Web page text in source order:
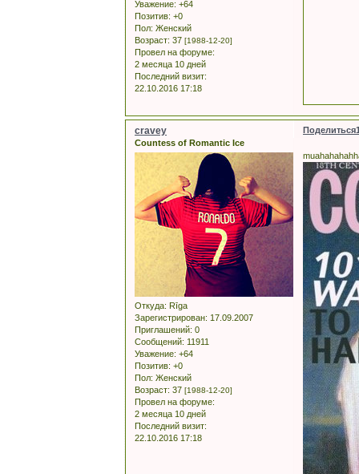
Уважение: +64
Позитив: +0
Пол: Женский
Возраст: 37 [1988-12-20]
Провел на форуме:
2 месяца 10 дней
Последний визит:
22.10.2016 17:18
Поделиться
cravey
Countess of Romantic Ice
Откуда: Rīga
Зарегистрирован: 17.09.2007
Приглашений: 0
Сообщений: 11911
Уважение: +64
Позитив: +0
Пол: Женский
Возраст: 37 [1988-12-20]
Провел на форуме:
2 месяца 10 дней
Последний визит:
22.10.2016 17:18